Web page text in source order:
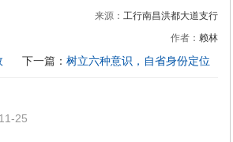
来源： 工行南昌洪都大道支行
作者： 赖林
下一篇： 树立六种意识，自省身份定位
25